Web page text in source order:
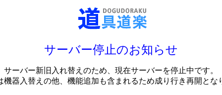
サーバー停止のお知らせ
サーバー新旧入れ替えのため、現在サーバーを停止中です。
機器入替えの他、機能追加も含まれるため成り行き再開とな